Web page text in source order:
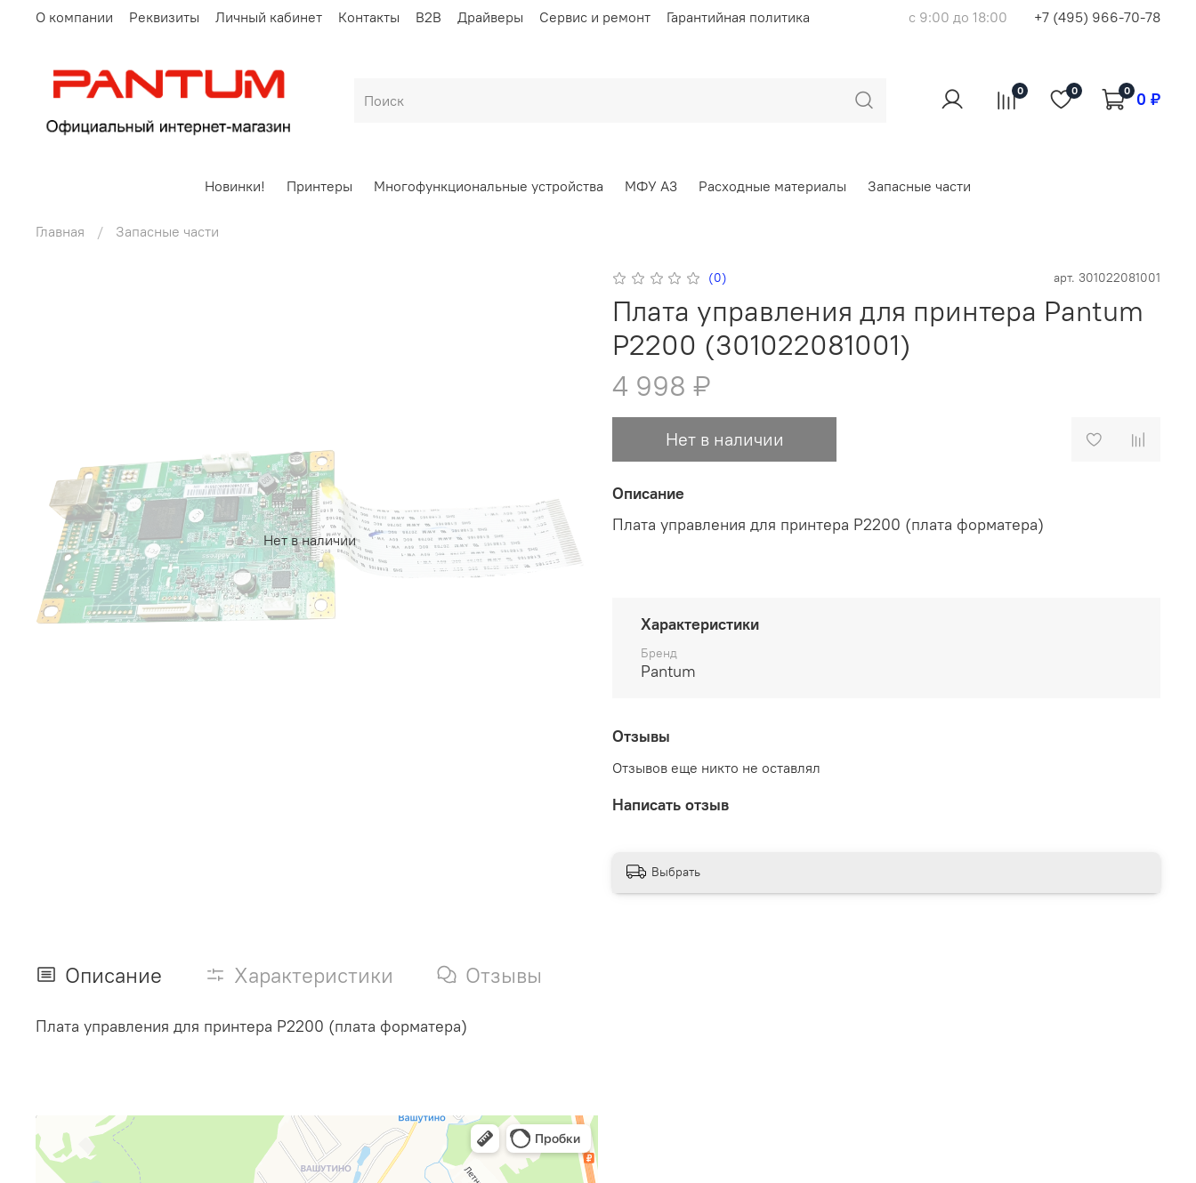
О компании Реквизиты Личный кабинет Контакты B2B Драйверы Сервис и ремонт Гарантийная политика с 9:00 до 18:00 +7 (495) 966-70-78
0 0 0 0 ₽
Новинки! Принтеры Многофункциональные устройства МФУ А3 Расходные материалы Запасные части
Главная Запасные части
Нет в наличии
(0) арт. 301022081001
Плата управления для принтера Pantum
P2200 (301022081001)
4 998 ₽
Нет в наличии
Описание
Плата управления для принтера P2200 (плата форматера)
Характеристики
Бренд
Pantum
Отзывы
Отзывов еще никто не оставлял
Написать отзыв
Выбрать
Описание Характеристики Отзывы
Плата управления для принтера P2200 (плата форматера)